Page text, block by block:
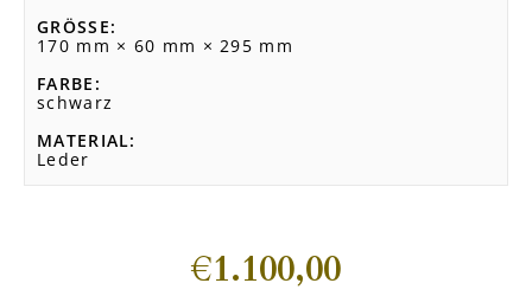
GRÖSSE
170 mm × 60 mm × 295 mm
FARBE
schwarz
MATERIAL
Leder
€1.100,00